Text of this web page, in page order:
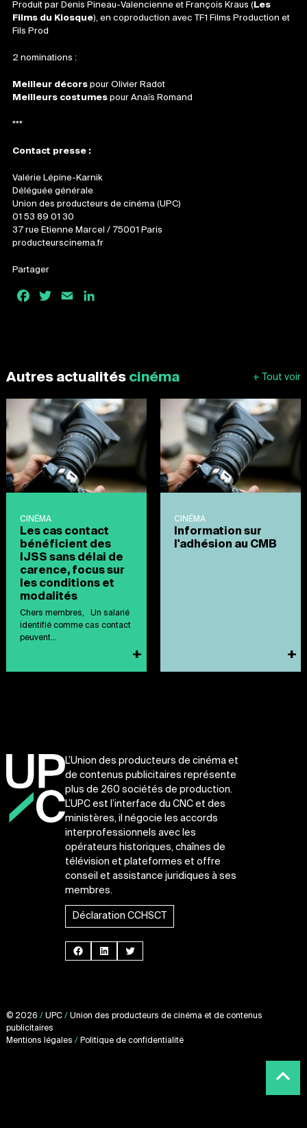
Produit par Denis Pineau-Valencienne et François Kraus (Les
Films du Kiosque), en coproduction avec TF1 Films Production et
Fils Prod
2 nominations :
Meilleur décorspour Olivier Radot
Meilleurs costumespour Anaïs Romand
***
Contact presse :
Valérie Lépine-Karnik
Déléguée générale
Union des producteurs de cinéma (UPC)
01 53 89 01 30
37 rue Etienne Marcel / 75001 Paris
producteurscinema.fr
Partager
Facebook
TwitterEmail
Autres actualités cinéma
CINÉMA
Les cas contact
bénéficient des
IJSS sans délai de
carence, focus sur
les conditions et
modalités
Chers membres, Un salarié
identifié comme cas contact
peuvent...
+
CINÉMA
Information sur
l'adhésion au CMB
+
L’Union des producteurs de cinéma et
de contenus publicitaires représente
plus de 260 sociétés de production.
L’UPC est l’interface du CNC et des
ministères, il négocie les accords
interprofessionnels avec les
opérateurs historiques, chaînes de
télévision et plateformes et offre
conseil et assistance juridiques à ses
membres.
Déclaration CCHSCT
Facebook
LinkedInTwitter
© 2026 / UPC / Union des producteurs de cinéma et de contenus
publicitaires
Mentions légales / Politique de confidentialité